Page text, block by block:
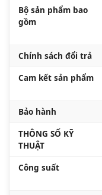
Bộ sản phẩm bao
gồm
Chính sách đổi trả
Cam kết sản phẩm
Bảo hành
THÔNG SỐ KỸ
THUẬT
Công suất